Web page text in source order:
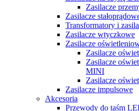
Zasilacze
Zasilacze
Transformatory i
Zasilacze wtyczkowe
Zasilacze
Zasilacze
Zasilacze
MINI
Zasilacze
Zasilacze impulsowe
Akcesoria
Przewody do taśm